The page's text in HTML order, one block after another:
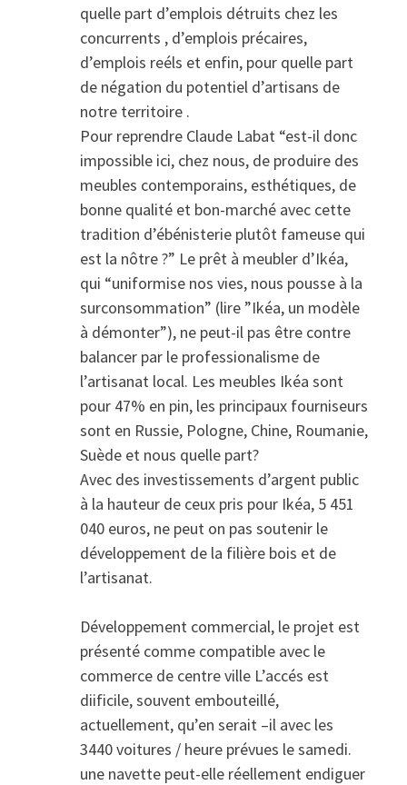
quelle part d’emplois détruits chez les
concurrents , d’emplois précaires,
d’emplois reéls et enfin, pour quelle part
de négation du potentiel d’artisans de
notre territoire .
Pour reprendre Claude Labat “est-il donc
impossible ici, chez nous, de produire des
meubles contemporains, esthétiques, de
bonne qualité et bon-marché avec cette
tradition d’ébénisterie plutôt fameuse qui
est la nôtre ?” Le prêt à meubler d’Ikéa,
qui “uniformise nos vies, nous pousse à la
surconsommation” (lire ”Ikéa, un modèle
à démonter”), ne peut-il pas être contre
balancer par le professionalisme de
l’artisanat local. Les meubles Ikéa sont
pour 47% en pin, les principaux fourniseurs
sont en Russie, Pologne, Chine, Roumanie,
Suède et nous quelle part?
Avec des investissements d’argent public
à la hauteur de ceux pris pour Ikéa, 5 451
040 euros, ne peut on pas soutenir le
développement de la filière bois et de
l’artisanat.
Développement commercial, le projet est
présenté comme compatible avec le
commerce de centre ville L’accés est
diificile, souvent embouteillé,
actuellement, qu’en serait –il avec les
3440 voitures / heure prévues le samedi.
une navette peut-elle réellement endiguer